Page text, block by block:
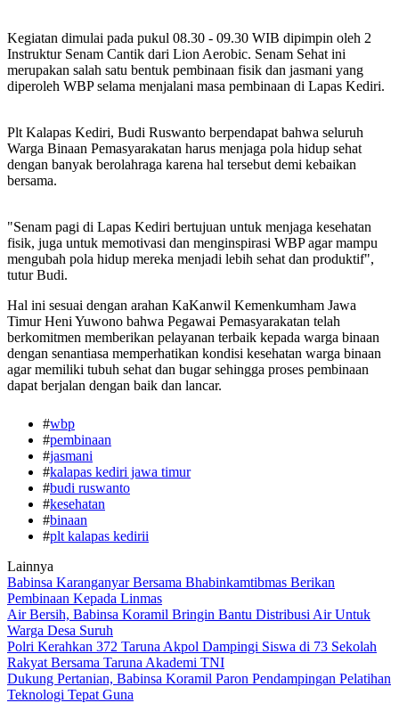
Kegiatan dimulai pada pukul 08.30 - 09.30 WIB dipimpin oleh 2
Instruktur Senam Cantik dari Lion Aerobic. Senam Sehat ini
merupakan salah satu bentuk pembinaan fisik dan jasmani yang
diperoleh WBP selama menjalani masa pembinaan di Lapas Kediri.
Plt Kalapas Kediri, Budi Ruswanto berpendapat bahwa seluruh
Warga Binaan Pemasyarakatan harus menjaga pola hidup sehat
dengan banyak berolahraga karena hal tersebut demi kebaikan
bersama.
"Senam pagi di Lapas Kediri bertujuan untuk menjaga kesehatan
fisik, juga untuk memotivasi dan menginspirasi WBP agar mampu
mengubah pola hidup mereka menjadi lebih sehat dan produktif",
tutur Budi.
Hal ini sesuai dengan arahan KaKanwil Kemenkumham Jawa
Timur Heni Yuwono bahwa Pegawai Pemasyarakatan telah
berkomitmen memberikan pelayanan terbaik kepada warga binaan
dengan senantiasa memperhatikan kondisi kesehatan warga binaan
agar memiliki tubuh sehat dan bugar sehingga proses pembinaan
dapat berjalan dengan baik dan lancar.
#wbp
#pembinaan
#jasmani
#kalapas kediri jawa timur
#budi ruswanto
#kesehatan
#binaan
#plt kalapas kedirii
Lainnya
Babinsa Karanganyar Bersama Bhabinkamtibmas Berikan
Pembinaan Kepada Linmas
Air Bersih, Babinsa Koramil Bringin Bantu Distribusi Air Untuk
Warga Desa Suruh
Polri Kerahkan 372 Taruna Akpol Dampingi Siswa di 73 Sekolah
Rakyat Bersama Taruna Akademi TNI
Dukung Pertanian, Babinsa Koramil Paron Pendampingan Pelatihan
Teknologi Tepat Guna